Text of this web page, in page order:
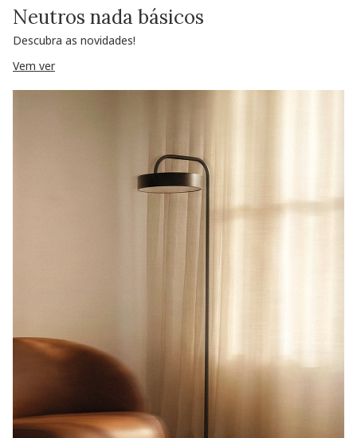
Neutros nada básicos
Descubra as novidades!
Vem ver